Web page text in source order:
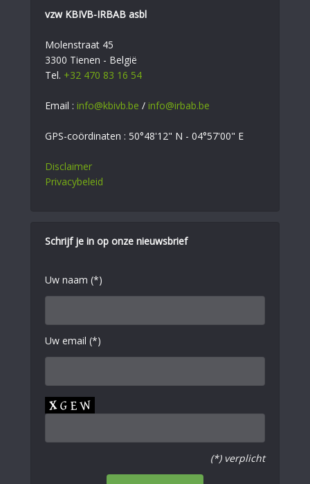
vzw KBIVB-IRBAB asbl
Molenstraat 45
3300 Tienen - België
Tel. +32 470 83 16 54
Email : info@kbivb.be / info@irbab.be
GPS-coördinaten : 50°48'12" N - 04°57'00" E
Disclaimer
Privacybeleid
Schrijf je in op onze nieuwsbrief
Uw naam (*)
Uw email (*)
(*) verplicht